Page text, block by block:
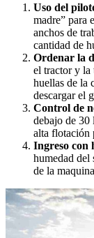
Uso del
madre” para
anchos de
cantidad de
Ordenar la
el tractor y la
huellas de la
descargar el
Control de
debajo de 30
alta flotación
Ingreso con
humedad del
de la